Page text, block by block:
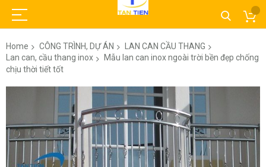
Home CÔNG TRÌNH, DỰ ÁN
LAN CAN CẦU THANG
Lan can, cầu thang inox
Mẫu lan can inox ngoài trời bền đẹp chống
chịu thời tiết tốt
of
the
images
gallery